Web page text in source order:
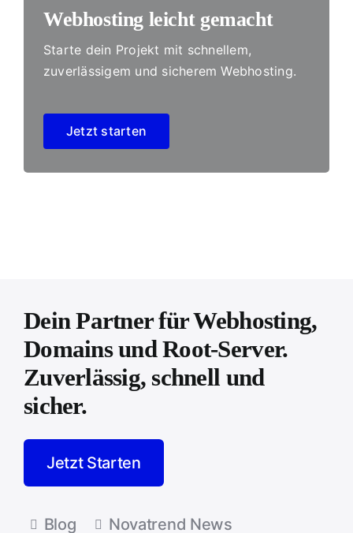
Webhosting leicht gemacht
Starte dein Projekt mit schnellem,
zuverlässigem und sicherem Webhosting.
Jetzt starten
Dein Partner für Webhosting,
Domains und Root-Server.
Zuverlässig, schnell und
sicher.
Jetzt Starten
Blog Novatrend News